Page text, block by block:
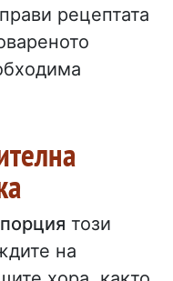
рецептата
този
на